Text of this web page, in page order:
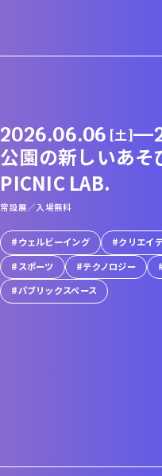
2026.06.06 [土]—
公園の新しいあそ
PICNIC LAB.
常設展／入場無料
ウェルビーイング クリエイ
スポーツ
テクノロジー
パブリックスペース